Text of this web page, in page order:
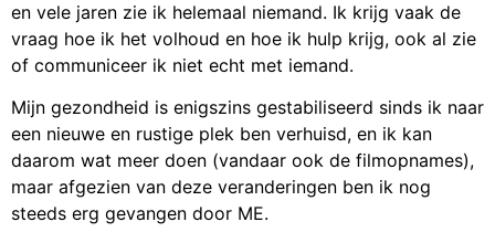
en vele jaren zie ik helemaal niemand. Ik krijg vaak de
vraag hoe ik het volhoud en hoe ik hulp krijg, ook al zie
of communiceer ik niet echt met iemand.
Mijn gezondheid is enigszins gestabiliseerd sinds ik naar
een nieuwe en rustige plek ben verhuisd, en ik kan
daarom wat meer doen (vandaar ook de filmopnames),
maar afgezien van deze veranderingen ben ik nog
steeds erg gevangen door ME.